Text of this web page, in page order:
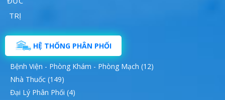
HỆ THỐNG PHÂN PHỐI
Bệnh Viện - Phòng Khám - Phòng Mạch (12)
Nhà Thuốc (149)
Đại Lý Phân Phối (4)